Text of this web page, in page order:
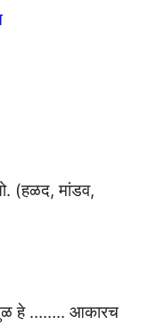
(हळद, मांडव,
हे …….. आकारच